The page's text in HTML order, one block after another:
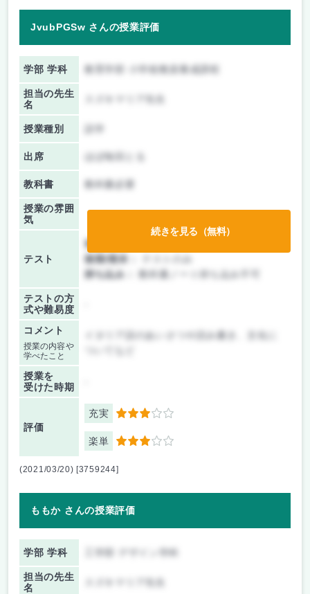
JvubPGSw さんの授業評価
学部 学科 教育学部 小学校教員養成課程
担当の先生
名
授業種別
出席 ほぼ毎回とる
教科書 教科書必要
授業の雰囲
気
テスト
前期/中間：
後期/期末：
持ち込み：
教科書ノート持ち込み不可
テストの方
式や難易度
コメント
授業の内容や
学べたこと
イタリア語のあいさつや読み書き、文化に
授業を
受けた時期
評価
充実 3
楽単 3
続きを見る（無料）
(2021/03/20) [3759244]
ももか さんの授業評価
学部 学科
担当の先生
名